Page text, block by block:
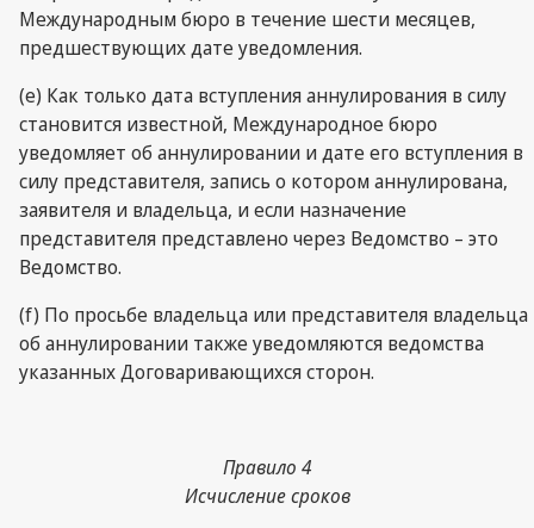
Международным бюро в течение шести месяцев,
предшествующих дате уведомления.
(е) Как только дата вступления аннулирования в силу
становится известной, Международное бюро
уведомляет об аннулировании и дате его вступления в
силу представителя, запись о котором аннулирована,
заявителя и владельца, и если назначение
представителя представлено через Ведомство – это
Ведомство.
(f) По просьбе владельца или представителя владельца
об аннулировании также уведомляются ведомства
указанных Договаривающихся сторон.
Правило 4
Исчисление сроков